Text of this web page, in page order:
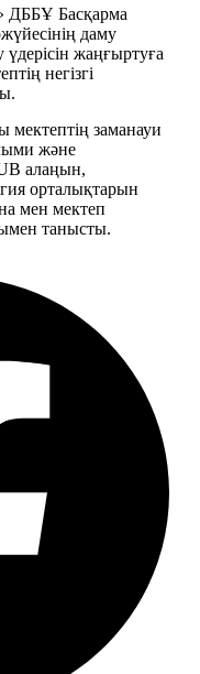
ДББҰ Басқарма
даму
үдерісін жаңғыртуға
негізгі
мектептің заманауи
және
алаңын,
орталықтарын
мен мектеп
танысты.